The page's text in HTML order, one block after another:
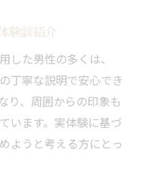
験談紹介
した男性の多くは、
丁寧な説明で安心でき
り、周囲からの印象も
います。実体験に基づ
ようと考える方にとっ